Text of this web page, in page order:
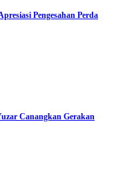
Pengesahan Perda
Canangkan Gerakan